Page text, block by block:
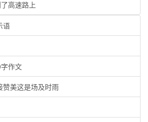
高速路上
语
作文
赞美这是场及时雨